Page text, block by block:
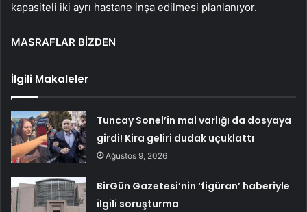
kapasiteli iki ayrı hastane inşa edilmesi planlanıyor.
MASRAFLAR BİZDEN
İlgili Makaleler
Tuncay Sonel’in mal varlığı da dosyaya
girdi! Kira geliri dudak uçuklattı
Ağustos 9, 2026
BirGün Gazetesi’nin ‘figüran’ haberiyle
ilgili soruşturma